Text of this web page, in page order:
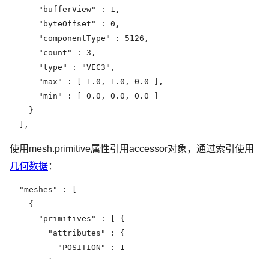
      "bufferView" : 1,
      "byteOffset" : 0,
      "componentType" : 5126,
      "count" : 3,
      "type" : "VEC3",
      "max" : [ 1.0, 1.0, 0.0 ],
      "min" : [ 0.0, 0.0, 0.0 ]
    }
  ],
使用mesh.primitive属性引用accessor对象，通过索引使用
几何数据：
  "meshes" : [
    {
      "primitives" : [ {
        "attributes" : {
          "POSITION" : 1